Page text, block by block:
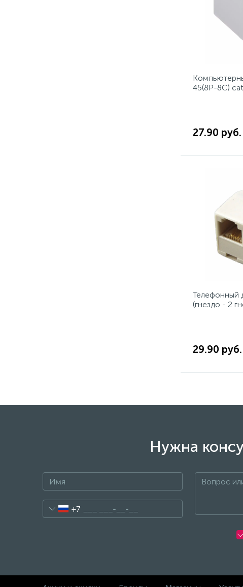
45(8P-8C)
27.90 руб.
Телефонный
(гнездо - 2
29.90 руб.
Нужна
+7